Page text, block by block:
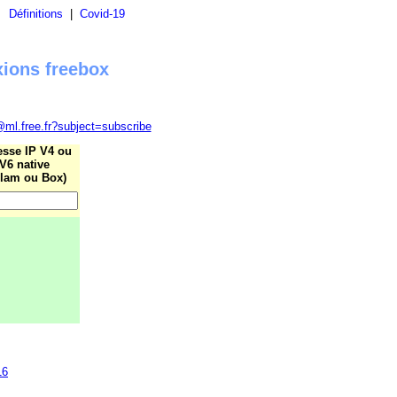
Définitions Covid-19
freebox
IP V4 ou
V6 native
ou Box)